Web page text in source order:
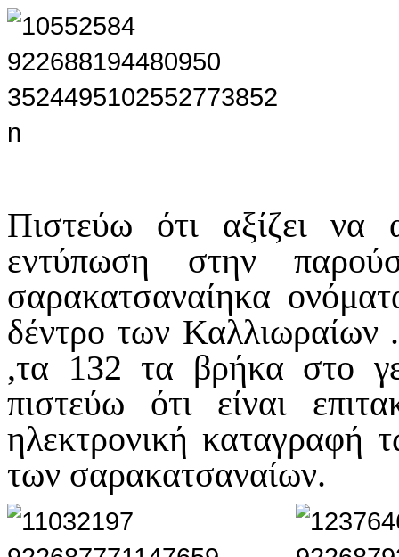
Πιστεύω ότι αξίζει
εντύπωση στην
σαρακατσαναίηκα
δέντρο των Καλλιωραίων
,τα 132 τα βρήκα στο
πιστεύω ότι είναι
ηλεκτρονική καταγραφή
των σαρακατσαναίων.